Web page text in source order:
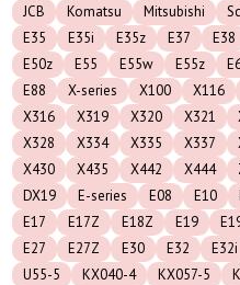
JCB
Komatsu Mitsubishi
E35
E35i E35z E37 E38
E50z
E55 E55w E55z
E88
X-series X100 X116
X316
X319 X320 X321
X328
X334 X335 X337
X430
X435 X442 X444
DX19
E-series E08 E10
E17
E17Z E18Z E19
E27
E27Z E30 E32 E32i
U55-5
KX040-4 KX057-5